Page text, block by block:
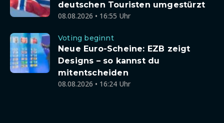
deutschen Touristen umgestürzt
08.08.2026 • 16:55 Uhr
Voting beginnt
Neue Euro-Scheine: EZB zeigt
Designs – so kannst du
mitentscheiden
08.08.2026 • 16:24 Uhr